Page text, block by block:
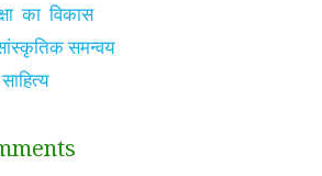
का विकास
समन्वय